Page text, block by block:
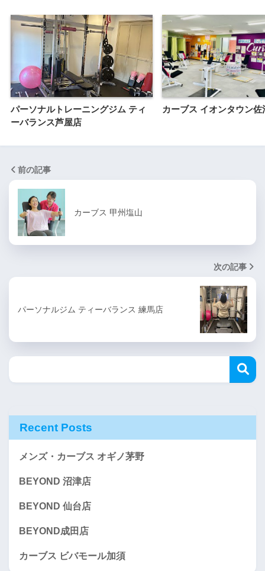
パーソナルトレーニングジム ティ
ーバランス芦屋店
カーブス イオンタウン佐
前の記事
カーブス 甲州塩山
次の記事
パーソナルジム ティーバランス 練馬店
Recent Posts
メンズ・カーブス オギノ茅野
BEYOND 沼津店
BEYOND 仙台店
BEYOND成田店
カーブス ビバモール加須